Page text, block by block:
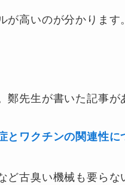
高いのが分かります
先生が書いた記事が
とワクチンの関連性に
ど古臭い機械も要らな